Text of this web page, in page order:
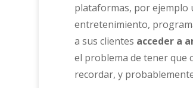
plataformas, por ejemplo
entretenimiento,
a sus clientes acceder a
el problema de tener que
recordar, y